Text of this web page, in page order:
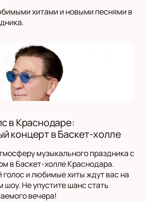
хитами и новыми песнями в
в Краснодаре:
концерт в Баскет-холле
музыкального праздника с
в Баскет-холле Краснодара.
и любимые хиты ждут вас на
шоу. Не упустите шанс стать
вечера!